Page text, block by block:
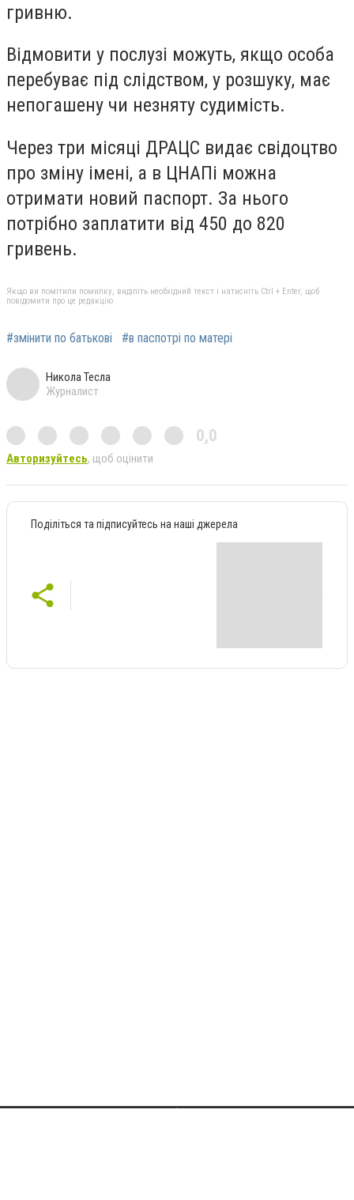
гривню.
Відмовити у послузі можуть, якщо особа
перебуває під слідством, у розшуку, має
непогашену чи незняту судимість.
Через три місяці ДРАЦС видає свідоцтво
про зміну імені, а в ЦНАПі можна
отримати новий паспорт. За нього
потрібно заплатити від 450 до 820
гривень.
Якщо ви помітили помилку, виділіть необхідний текст і натисніть Ctrl + Enter, щоб
повідомити про це редакцію
#змінити по батькові #в паспотрі по матері
Никола Тесла
Журналист
0,0
Авторизуйтесь, щоб оцінити
Поділіться та підписуйтесь на наші джерела